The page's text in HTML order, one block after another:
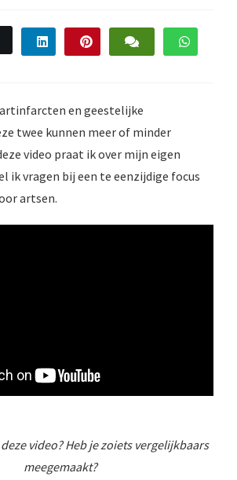
en geestelijke
twee kunnen meer of minder
video praat ik over mijn eigen
ik vragen bij een te eenzijdige focus
artsen.
video? Heb je zoiets vergelijkbaars
meegemaakt?